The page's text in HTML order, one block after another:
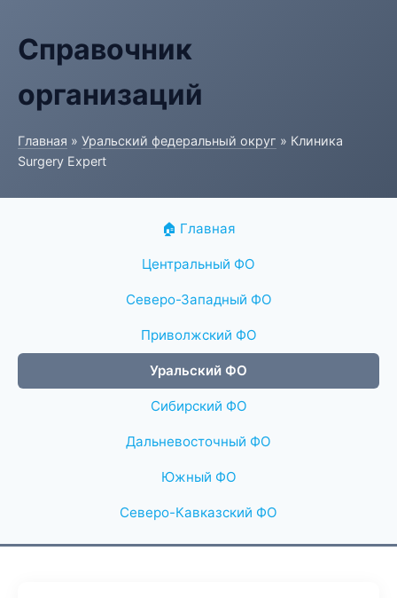
Справочник
организаций
Главная » Уральский федеральный округ » Клиника
Surgery Expert
🏠 Главная
Центральный ФО
Северо-Западный ФО
Приволжский ФО
Уральский ФО
Сибирский ФО
Дальневосточный ФО
Южный ФО
Северо-Кавказский ФО